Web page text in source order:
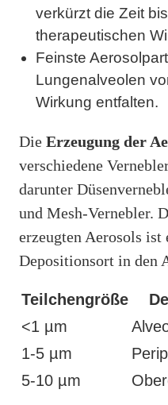
verkürzt die Zeit
therapeutischen
Feinste
Lungenalveolen
Wirkung entfalten.
Die Erzeugung der
verschiedene
darunter
und Mesh-Vernebler.
erzeugten Aerosols ist
Depositionsort in den
Teilchengröße
<1 µm
1-5 µm
5-10 µm